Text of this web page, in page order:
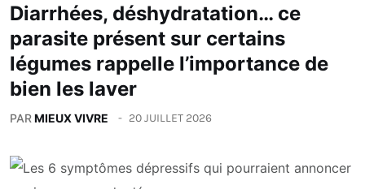
Diarrhées, déshydratation… ce
parasite présent sur certains
légumes rappelle l’importance de
bien les laver
PARMIEUX VIVRE 20 JUILLET 2026